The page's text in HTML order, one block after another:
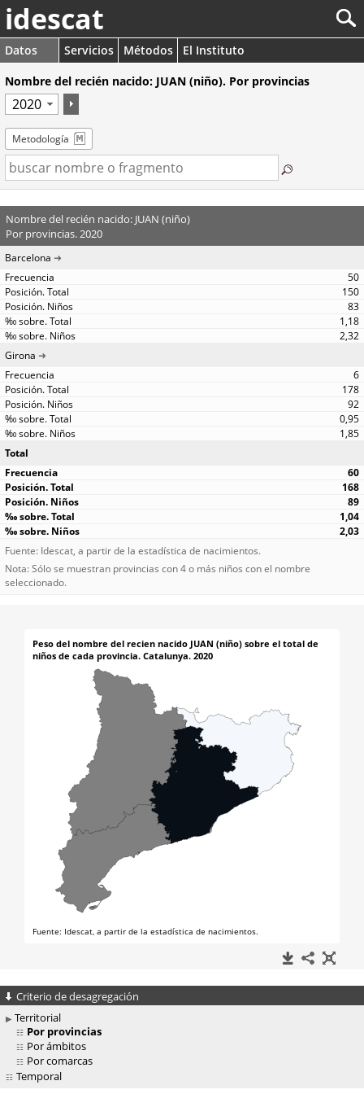
idescat
Datos Servicios Métodos
El Instituto
Nombre del recién nacido: JUAN (niño). Por provincias
Metodología
Nombre del recién nacido: JUAN (niño)
Por provincias. 2020
Barcelona
50
150
83
1,18
2,32
Girona
6
178
92
0,95
1,85
Total
60
168
89
1,04
2,03
Fuente: Idescat, a partir de la estadística de nacimientos.
Nota: Sólo se muestran provincias con 4 o más niños con el nombre
seleccionado.
Criterio de desagregación
Territorial
Por provincias
Por ámbitos
Por comarcas
Temporal